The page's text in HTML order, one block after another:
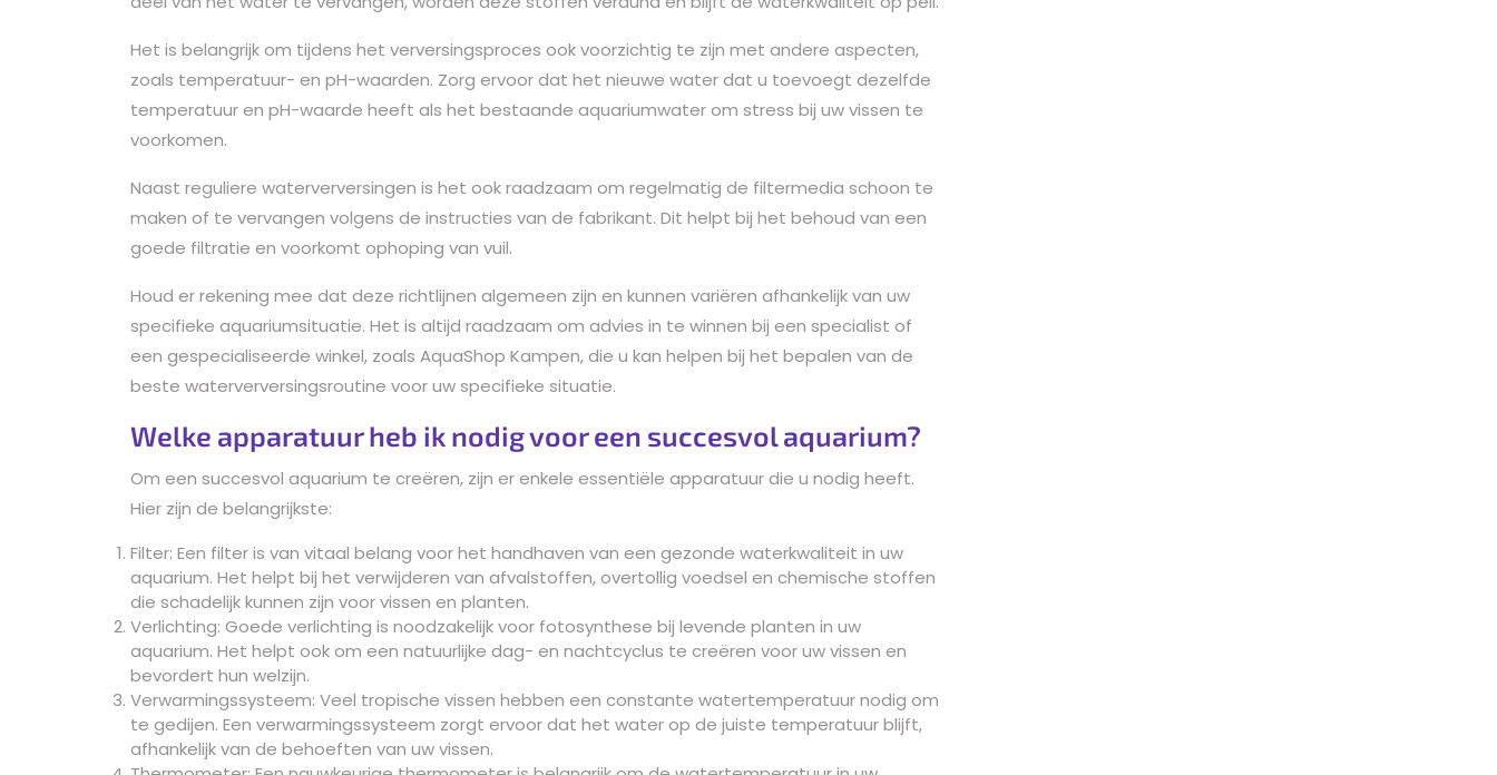
Het is belangrijk om tijdens het verversingsproces ook voorzichtig te zijn met andere aspecten,
zoals temperatuur- en pH-waarden. Zorg ervoor dat het nieuwe water dat u toevoegt dezelfde
temperatuur en pH-waarde heeft als het bestaande aquariumwater om stress bij uw vissen te
voorkomen.
Naast reguliere waterverversingen is het ook raadzaam om regelmatig de filtermedia schoon te
maken of te vervangen volgens de instructies van de fabrikant. Dit helpt bij het behoud van een
goede filtratie en voorkomt ophoping van vuil.
Houd er rekening mee dat deze richtlijnen algemeen zijn en kunnen variëren afhankelijk van uw
specifieke aquariumsituatie. Het is altijd raadzaam om advies in te winnen bij een specialist of
een gespecialiseerde winkel, zoals AquaShop Kampen, die u kan helpen bij het bepalen van de
beste waterverversingsroutine voor uw specifieke situatie.
Welke apparatuur heb ik nodig voor een succesvol aquarium?
Om een succesvol aquarium te creëren, zijn er enkele essentiële apparatuur die u nodig heeft.
Hier zijn de belangrijkste:
Filter: Een filter is van vitaal belang voor het handhaven van een gezonde waterkwaliteit in uw
aquarium. Het helpt bij het verwijderen van afvalstoffen, overtollig voedsel en chemische stoffen
die schadelijk kunnen zijn voor vissen en planten.
Verlichting: Goede verlichting is noodzakelijk voor fotosynthese bij levende planten in uw
aquarium. Het helpt ook om een natuurlijke dag- en nachtcyclus te creëren voor uw vissen en
bevordert hun welzijn.
Verwarmingssysteem: Veel tropische vissen hebben een constante watertemperatuur nodig om
te gedijen. Een verwarmingssysteem zorgt ervoor dat het water op de juiste temperatuur blijft,
afhankelijk van de behoeften van uw vissen.